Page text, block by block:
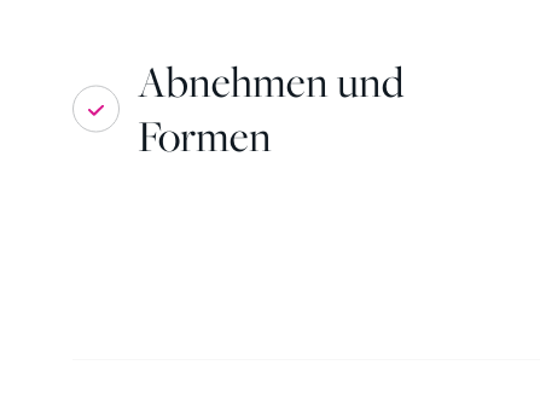
Abnehmen und
Formen